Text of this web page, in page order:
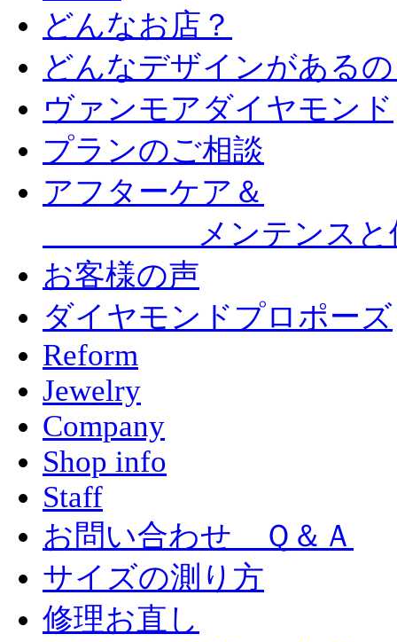
どんなお店？
どんなデザインがある
ヴァンモアダイヤモンド
プランのご相談
アフターケア＆
メンテンスと
お客様の声
ダイヤモンドプロポーズ
Reform
Jewelry
Company
Shop info
Staff
お問い合わせ Ｑ＆Ａ
サイズの測り方
修理お直し